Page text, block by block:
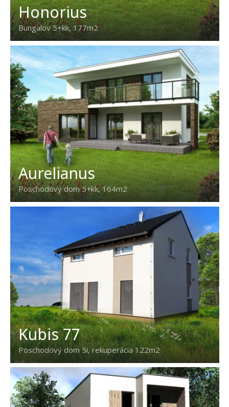
Honorius
Bungalov 5+kk, 177m2
Aurelianus
Poschodový dom 5+kk, 164m2
Kubis 77
Poschodový dom 5i, rekuperácia 122m2